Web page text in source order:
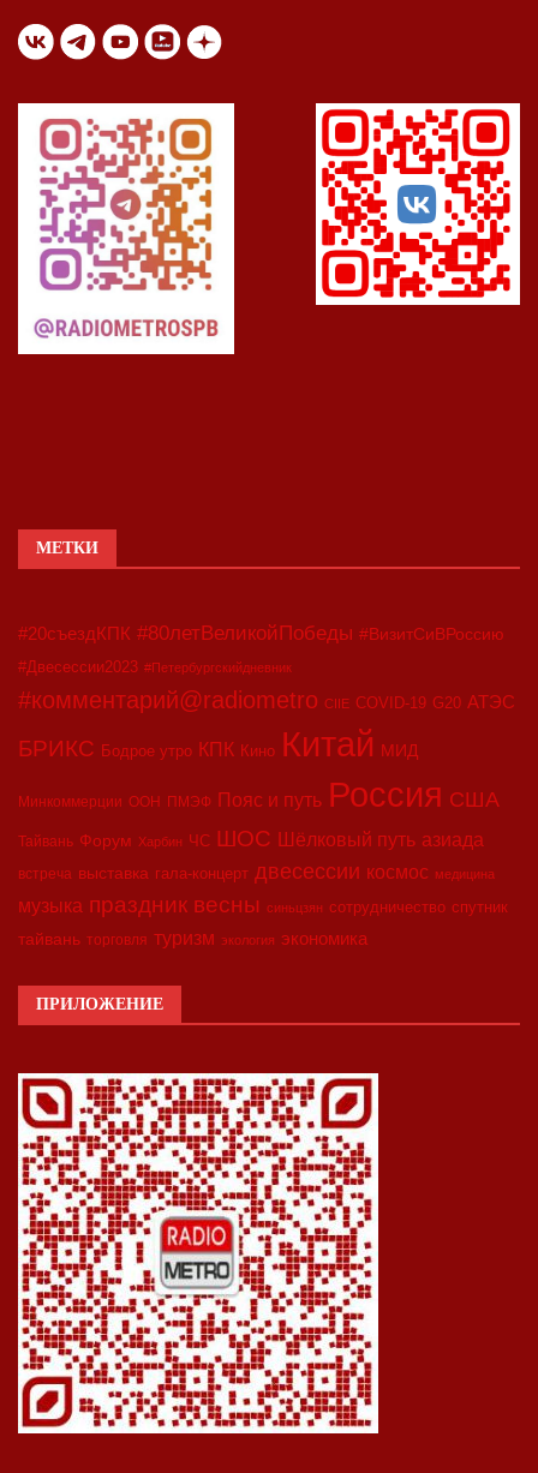
МЕТКИ
#20съездКПК #80летВеликойПобеды #ВизитСиВРоссию
#Двесессии2023 #Петербургскийдневник
#комментарий@radiometro CIIE COVID-19 G20 АТЭС
БРИКС Бодрое утро КПК Кино Китай МИД
Минкоммерции ООН ПМЭФ Пояс и путь Россия США
Тайвань Форум Харбин ЧС ШОС Шёлковый путь азиада
встреча выставка гала-концерт двесессии космос медицина
музыка праздник весны синьцзян сотрудничество спутник
тайвань торговля туризм экология экономика
ПРИЛОЖЕНИЕ